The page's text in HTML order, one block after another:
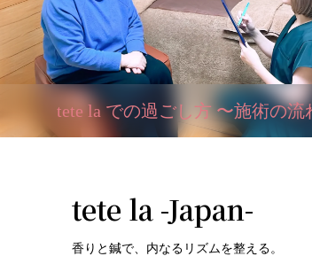
tete la での過ごし方 〜施術の流
tete la -Japan-
香りと鍼で、内なるリズムを整える。